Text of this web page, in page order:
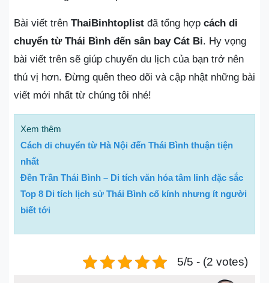
Bài viết trên ThaiBinhtoplist đã tổng hợp cách di
chuyển từ Thái Bình đến sân bay Cát Bi. Hy vọng
bài viết trên sẽ giúp chuyến du lịch của bạn trở nên
thú vị hơn. Đừng quên theo dõi và cập nhật những bài
viết mới nhất từ chúng tôi nhé!
Xem thêm
Cách di chuyển từ Hà Nội đến Thái Bình thuận tiện
nhất
Đền Trần Thái Bình – Di tích văn hóa tâm linh đặc sắc
Top 8 Di tích lịch sử Thái Bình cổ kính nhưng ít người
biết tới
5/5 - (2 votes)